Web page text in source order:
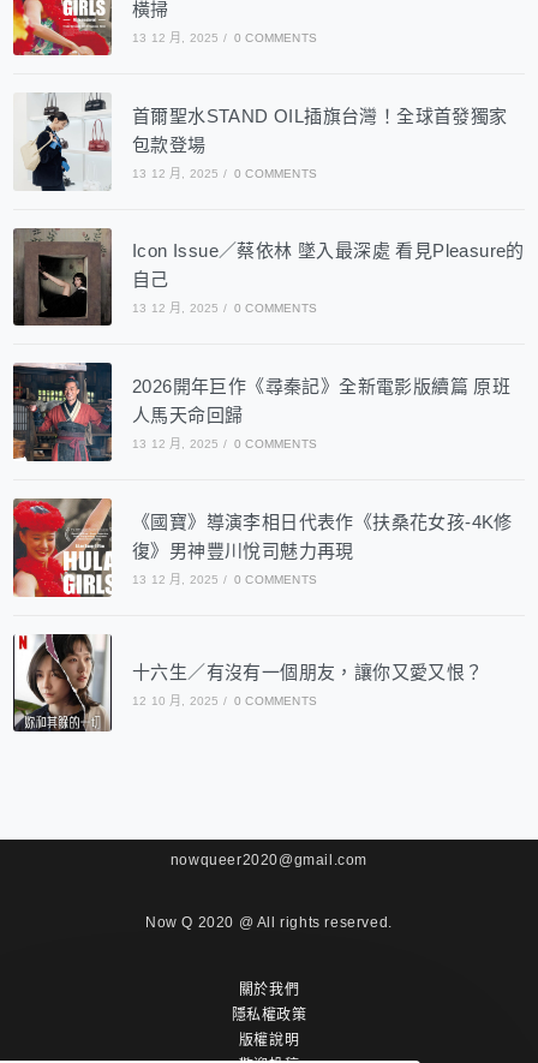
橫掃
13 12 月, 2025 / 0 COMMENTS
首爾聖水STAND OIL插旗台灣！全球首發獨家
包款登場
13 12 月, 2025 / 0 COMMENTS
Icon Issue／蔡依林 墜入最深處 看見Pleasure的
自己
13 12 月, 2025 / 0 COMMENTS
2026開年巨作《尋秦記》全新電影版續篇 原班
人馬天命回歸
13 12 月, 2025 / 0 COMMENTS
《國寶》導演李相日代表作《扶桑花女孩-4K修
復》男神豐川悅司魅力再現
13 12 月, 2025 / 0 COMMENTS
十六生／有沒有一個朋友，讓你又愛又恨？
12 10 月, 2025 / 0 COMMENTS
nowqueer2020@gmail.com
Now Q 2020 @ All rights reserved.
關於我們
隱私權政策
版權說明